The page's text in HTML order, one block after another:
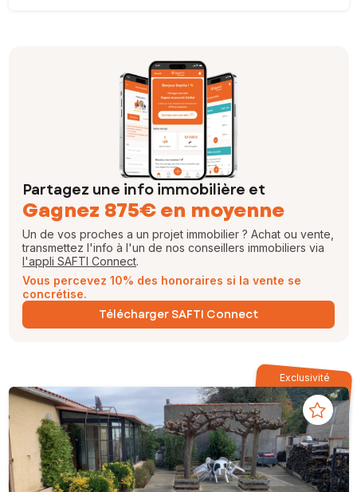
Partagez une info immobilière et
Gagnez 875€ en moyenne
Un de vos proches a un projet immobilier ? Achat ou vente,
transmettez l'info à l'un de nos conseillers immobiliers via
l'appli SAFTI Connect.
Vous percevez 10% des honoraires si la vente se
concrétise.
Télécharger SAFTI Connect
Exclusivité